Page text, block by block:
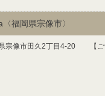
福岡県宗像市〉
宗像市田久2丁目 4-20 【ご